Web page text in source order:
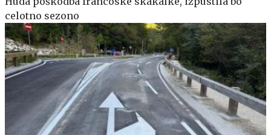
celotno sezono